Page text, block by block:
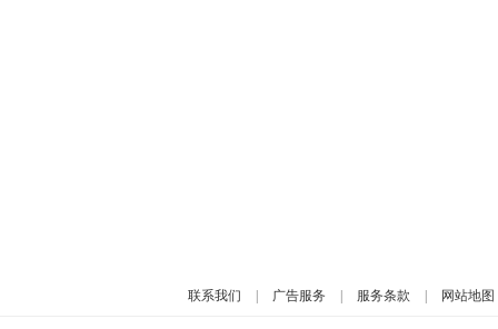
联系我们 广告服务 服务条款 网站地图